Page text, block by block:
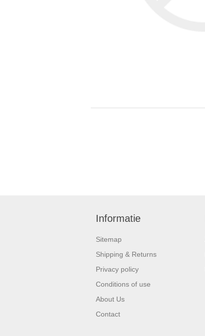
Informatie
Sitemap
Shipping & Returns
Privacy policy
Conditions of use
About Us
Contact